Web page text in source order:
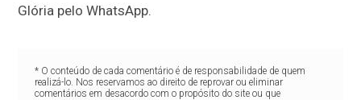
Glória pelo WhatsApp.
* O conteúdo de cada comentário é de responsabilidade de quem
realizá-lo. Nos reservamos ao direito de reprovar ou eliminar
comentários em desacordo com o propósito do site ou que